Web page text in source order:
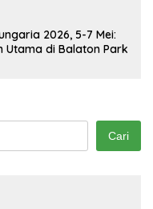
2026, 5-7 Mei:
Utama di Balaton Park
Cari